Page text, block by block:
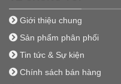
Giới thiệu chung
Sản phẩm phân phối
Tin tức & Sự kiện
Chính sách bán hàng